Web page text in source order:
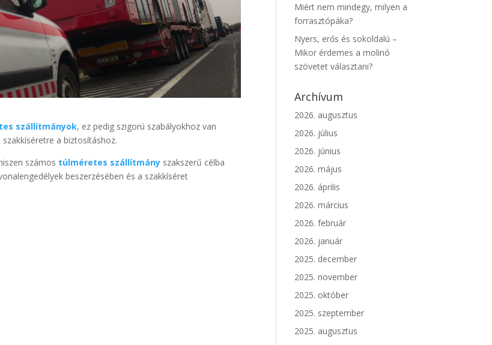
szállítmányok, ez pedig szigorú szabályokhoz van
a biztosításhoz.
számos túlméretes szállítmány szakszerű célba
beszerzésében és a szakkíséret
Miért nem mindegy, milyen a
forrasztópáka?
Nyers, erős és sokoldalú –
Mikor érdemes a molinó
szövetet választani?
Archívum
2026. augusztus
2026. július
2026. június
2026. május
2026. április
2026. március
2026. február
2026. január
2025. december
2025. november
2025. október
2025. szeptember
2025. augusztus